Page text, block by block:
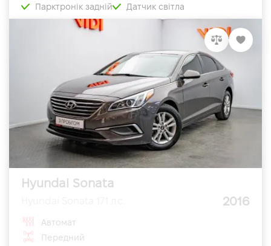
Парктронік задній
Датчик світла
Hyundai Sonata
2016
Автомат
Передний